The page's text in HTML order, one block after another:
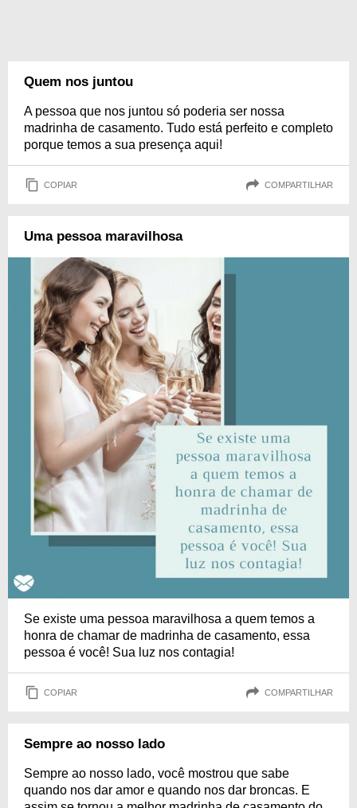
Quem nos juntou
A pessoa que nos juntou só poderia ser nossa
madrinha de casamento. Tudo está perfeito e completo
porque temos a sua presença aqui!
COPIAR COMPARTILHAR
Uma pessoa maravilhosa
Se existe uma pessoa maravilhosa a quem temos a
honra de chamar de madrinha de casamento, essa
pessoa é você! Sua luz nos contagia!
COPIAR COMPARTILHAR
Sempre ao nosso lado
Sempre ao nosso lado, você mostrou que sabe
quando nos dar amor e quando nos dar broncas. E